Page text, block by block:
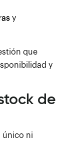
y
que
y
de
único ni